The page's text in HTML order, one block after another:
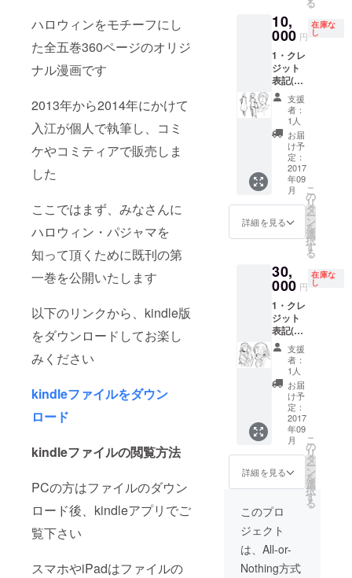
ハロウィンをモチーフにし
た全五巻360ページのオリジ
ナル漫画です
2013年から2014年にかけて
入江が個人で執筆し、コミ
ケやコミティアで販売しま
した
ここではまず、みなさんに
ハロウィン・パジャマを
知って頂くために既刊の第
一巻を公開いたします
以下のリンクから、kindle版
をダウンロードしてお楽し
みください
kindleファイルをダウン
ロード
kindleファイルの閲覧方法
PCの方はファイルのダウン
ロード後、kindleアプリでご
覧下さい
スマホやiPadはファイルの
る権利
S・新刊
にゲス
トキャ
ラク
ター
「通行
人」と
して登
場する
権利
る
10,
000 円
在庫な
し
1・クレ
ジット
表記(最
上段に
記載)
2・新刊
(製本版)
3・新刊
(kindle
WA・漫
画本編
の背景
に
ウォー
る権利
SS・新
刊にゲ
スト
キャラ
クター
「回想
の女・
街の
女」と
して登
場する
権利
支援
者：
1人
お届
け予
定：
2017
年09
月
詳細を見る
こ
の
リ
タ
ー
ン
を
選
択
す
る
30,
000 円
在庫な
し
1・クレ
ジット
表記(最
上段に
記載)
2・新刊
(製本版)
3・新刊
(kindle
WA・漫
画本編
の背景
に
ウォー
トをす
る権利
SSS・
新刊に
ゲスト
キャラ
支援
者：
1人
お届
け予
定：
2017
年09
月
詳細を見る
こ
の
リ
タ
ー
ン
を
選
択
す
る
このプロ
ジェクト
は、All-or-
Nothing方式